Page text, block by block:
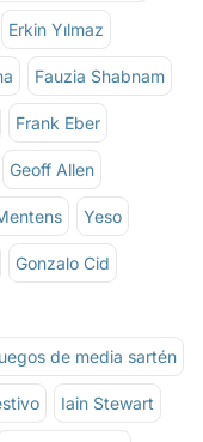
Erkin Yılmaz
Fauzia Shabnam
Frank Eber
Geoff Allen
Yeso
Gonzalo Cid
de media sartén
Iain Stewart